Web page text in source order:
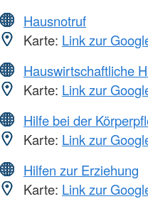
Hausnotruf
Karte: Link zur
Hauswirtschaftliche
Karte: Link zur
Hilfe bei der
Karte: Link zur
Hilfen zur Erziehung
Karte: Link zur